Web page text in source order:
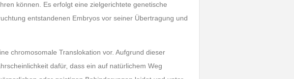
können. Es erfolgt eine zielgerichtete genetische
entstandenen Embryos vor seiner Übertragung und
chromosomale Translokation vor. Aufgrund dieser
dafür, dass ein auf natürlichem Weg